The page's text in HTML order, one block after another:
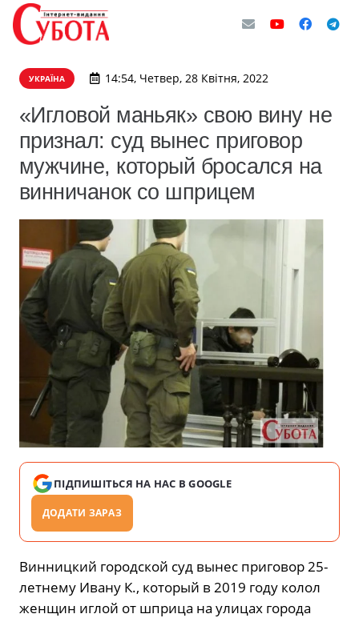
УКРАЇНА 14:54, Четвер, 28 Квітня, 2022
«Игловой маньяк» свою вину не
признал: суд вынес приговор
мужчине, который бросался на
винничанок со шприцем
ПІДПИШІТЬСЯ НА НАС В GOOGLE
ДОДАТИ ЗАРАЗ
Винницкий городской суд вынес приговор 25-
летнему Ивану К., который в 2019 году колол
женщин иглой от шприца на улицах города